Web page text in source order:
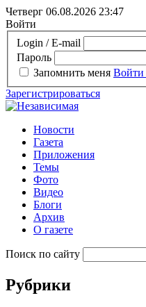
Четверг 06.08.2026 23:47
Войти
Login / E-mail
Пароль
Запомнить меня Войти
Зарегистрироваться
Новости
Газета
Приложения
Темы
Фото
Видео
Блоги
Архив
О газете
Поиск по сайту
Рубрики